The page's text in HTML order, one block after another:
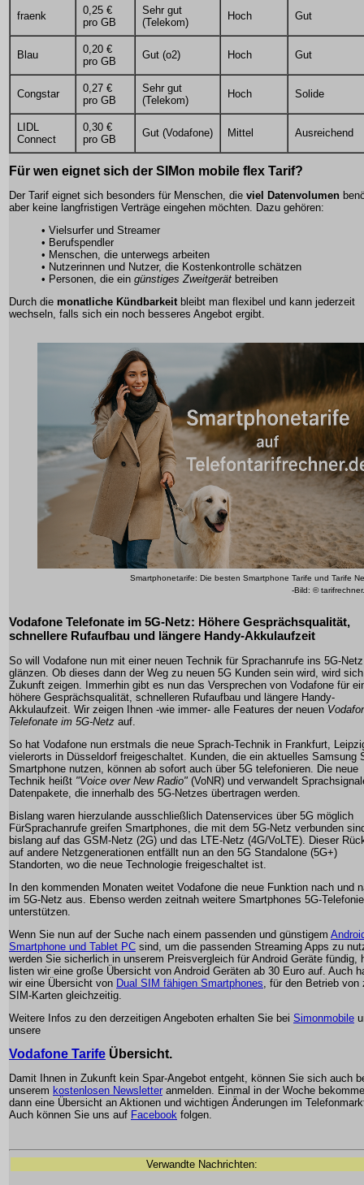
fraenk
0,25 €
pro GB
Sehr gut
(Telekom)
Hoch Gut
Blau
0,20 €
pro GB
Gut (o2) Hoch Gut
Congstar
0,27 €
pro GB
Sehr gut
(Telekom)
Hoch Solide
LIDL
Connect
0,30 €
pro GB
Gut (Vodafone) Mittel Ausreichend
Für wen eignet sich der SIMon mobile flex Tarif?
Der Tarif eignet sich besonders für Menschen, die viel Datenvolumen
aber keine langfristigen Verträge eingehen möchten. Dazu gehören:
• Vielsurfer und Streamer
• Berufspendler
• Menschen, die unterwegs arbeiten
• Nutzerinnen und Nutzer, die Kostenkontrolle schätzen
• Personen, die ein günstiges Zweitgerät betreiben
Durch die monatliche Kündbarkeit bleibt man flexibel und kann jederzeit
wechseln, falls sich ein noch besseres Angebot ergibt.
Smartphonetarife: Die besten Smartphone Tarife und Tarife
-Bild: ©
Vodafone Telefonate im 5G-Netz: Höhere Gesprächsqualität,
schnellere Rufaufbau und längere Handy-Akkulaufzeit
So will Vodafone nun mit einer neuen Technik für Sprachanrufe ins 5G-Netz
glänzen. Ob dieses dann der Weg zu neuen 5G Kunden sein wird, wird
Zukunft zeigen. Immerhin gibt es nun das Versprechen von Vodafone für
höhere Gesprächsqualität, schnelleren Rufaufbau und längere Handy-
Akkulaufzeit. Wir zeigen Ihnen -wie immer- alle Features der neuen
Telefonate im 5G-Netz auf.
So hat Vodafone nun erstmals die neue Sprach-Technik in Frankfurt,
vielerorts in Düsseldorf freigeschaltet. Kunden, die ein aktuelles Samsung
Smartphone nutzen, können ab sofort auch über 5G telefonieren. Die neue
Technik heißt "Voice over New Radio" (VoNR) und verwandelt
Datenpakete, die innerhalb des 5G-Netzes übertragen werden.
Bislang waren hierzulande ausschließlich Datenservices über 5G möglich
FürSprachanrufe greifen Smartphones, die mit dem 5G-Netz verbunden
bislang auf das GSM-Netz (2G) und das LTE-Netz (4G/VoLTE). Dieser
auf andere Netzgenerationen entfällt nun an den 5G Standalone (5G+)
Standorten, wo die neue Technologie freigeschaltet ist.
In den kommenden Monaten weitet Vodafone die neue Funktion nach und
im 5G-Netz aus. Ebenso werden zeitnah weitere Smartphones 5G-Telefonie
unterstützen.
Wenn Sie nun auf der Suche nach einem passenden und günstigem
Smartphone und Tablet PC sind, um die passenden Streaming Apps zu
werden Sie sicherlich in unserem Preisvergleich für Android Geräte fündig,
listen wir eine große Übersicht von Android Geräten ab 30 Euro auf. Auch
wir eine Übersicht von Dual SIM fähigen Smartphones, für den Betrieb von
SIM-Karten gleichzeitig.
Weitere Infos zu den derzeitigen Angeboten erhalten Sie bei Simonmobile
unsere
Vodafone Tarife Übersicht.
Damit Ihnen in Zukunft kein Spar-Angebot entgeht, können Sie sich auch
unserem kostenlosen Newsletter anmelden. Einmal in der Woche
dann eine Übersicht an Aktionen und wichtigen Änderungen im
Auch können Sie uns auf Facebook folgen.
Verwandte Nachrichten: